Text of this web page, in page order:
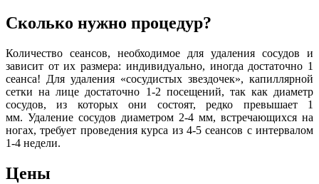
Сколько нужно процедур?
Количество сеансов, необходимое для удаления сосудов и
зависит от их размера: индивидуально, иногда достаточно 1
сеанса! Для удаления «сосудистых звездочек», капиллярной
сетки на лице достаточно 1-2 посещений, так как диаметр
сосудов, из которых они состоят, редко превышает 1
мм. Удаление сосудов диаметром 2-4 мм, встречающихся на
ногах, требует проведения курса из 4-5 сеансов с интервалом
1-4 недели.
Цены